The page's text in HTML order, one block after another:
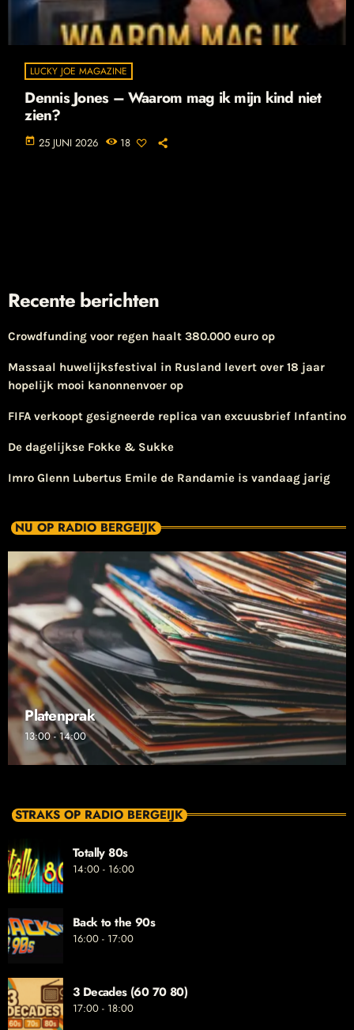
LUCKY JOE MAGAZINE
Dennis Jones – Waarom mag ik mijn kind niet
zien?
today 25 JUNI 2026 18
Recente berichten
Crowdfunding voor regen haalt 380.000 euro op
Massaal huwelijksfestival in Rusland levert over 18 jaar
hopelijk mooi kanonnenvoer op
FIFA verkoopt gesigneerde replica van excuusbrief Infantino
De dagelijkse Fokke & Sukke
Imro Glenn Lubertus Emile de Randamie is vandaag jarig
NU OP RADIO BERGEIJK
Platenprak
13:00 - 14:00
STRAKS OP RADIO BERGEIJK
Totally 80s
14:00 - 16:00
Back to the 90s
16:00 - 17:00
3 Decades (60 70 80)
17:00 - 18:00